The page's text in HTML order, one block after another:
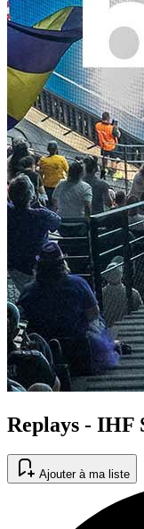
Replays - IHF
Ajouter à ma liste